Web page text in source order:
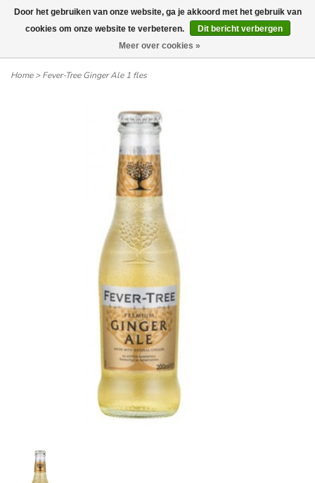
Wij leveren tot aan uw deur. Afhalen is mogelijk.
Home>Fever-Tree Ginger Ale 1 fles
Door het gebruiken van onze website, ga je akkoord met het gebruik van
cookies om onze website te verbeteren.
Dit bericht verbergen
Meer over cookies »